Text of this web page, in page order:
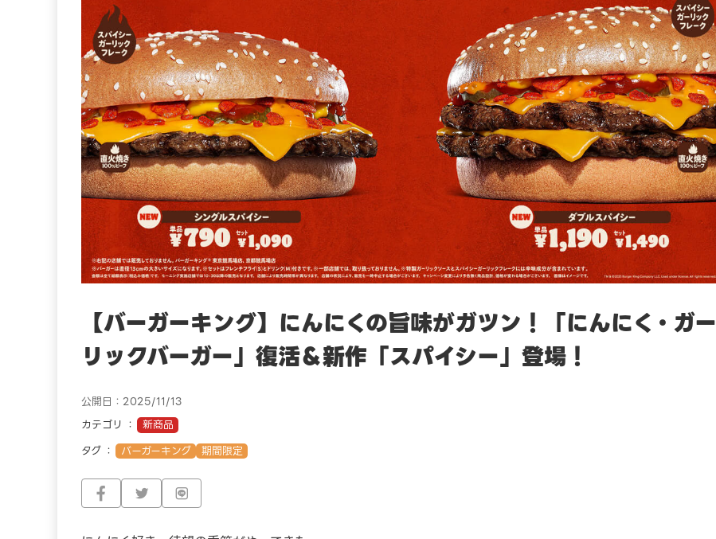
【バーガーキング】にんにくの旨味がガツン！「にんにく・ガー
リックバーガー」復活＆新作「スパイシー」登場！
公開日：2025/11/13
カテゴリ
新商品
タグ
バーガーキング 期間限定